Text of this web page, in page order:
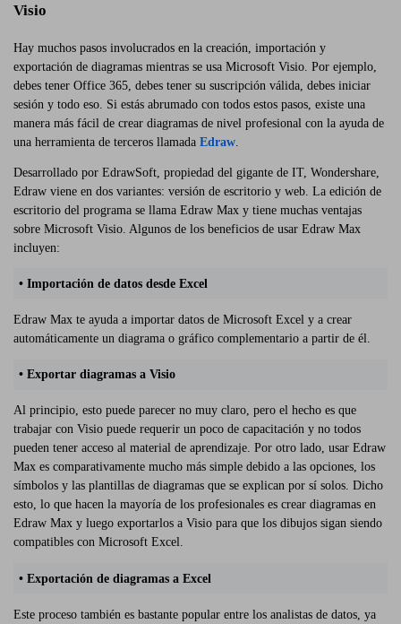
Visio
Hay muchos pasos involucrados en la creación, importación y
exportación de diagramas mientras se usa Microsoft Visio. Por ejemplo,
debes tener Office 365, debes tener su suscripción válida, debes iniciar
sesión y todo eso. Si estás abrumado con todos estos pasos, existe una
manera más fácil de crear diagramas de nivel profesional con la ayuda de
una herramienta de terceros llamada Edraw
Desarrollado por EdrawSoft, propiedad del gigante de IT, Wondershare,
Edraw viene en dos variantes: versión de escritorio y web. La edición de
escritorio del programa se llama Edraw Max y tiene muchas ventajas
sobre Microsoft Visio. Algunos de los beneficios de usar Edraw Max
incluyen:
• Importación de datos desde Excel
Edraw Max te ayuda a importar datos de Microsoft Excel y a crear
automáticamente un diagrama o gráfico complementario a partir de él.
• Exportar diagramas a Visio
Al principio, esto puede parecer no muy claro, pero el hecho es que
trabajar con Visio puede requerir un poco de capacitación y no todos
pueden tener acceso al material de aprendizaje. Por otro lado, usar Edraw
Max es comparativamente mucho más simple debido a las opciones, los
símbolos y las plantillas de diagramas que se explican por sí solos. Dicho
esto, lo que hacen la mayoría de los profesionales es crear diagramas en
Edraw Max y luego exportarlos a Visio para que los dibujos sigan siendo
compatibles con Microsoft Excel.
• Exportación de diagramas a Excel
Este proceso también es bastante popular entre los analistas de datos, ya